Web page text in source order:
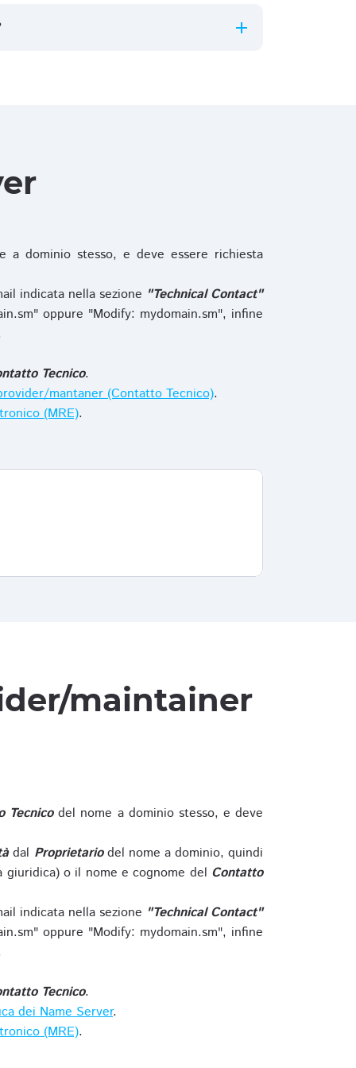
a dominio stesso, e deve essere richiesta
indicata nella sezione "Technical Contact"
oppure "Modify: mydomain.sm", infine
Tecnico.
mantaner (Contatto Tecnico).
(MRE).
maintainer
Tecnicodel nome a dominio stesso, e deve
dal Proprietariodel nome a dominio, quindi
giuridica) o il nome e cognome del Contatto
indicata nella sezione "Technical Contact"
oppure "Modify: mydomain.sm", infine
Tecnico.
dei Name Server.
(MRE).